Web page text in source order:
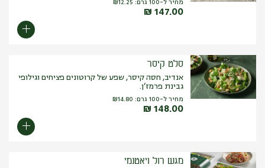
מחיר ל-100 גרם: ₪12.25
₪ 147.00
סלט קיסר
אנדיב, חסה קיסר, שפע של קרוטונים פציחים וגילופי
גבינת פרמז’ן.
מחיר ל-100 גרם: ₪14.80
₪ 148.00
מגש רול ויאטנמי